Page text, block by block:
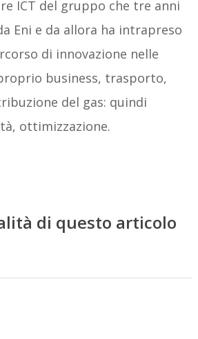
ICT del gruppo che tre anni
Eni e da allora ha intrapreso
di innovazione nelle
business, trasporto,
del gas: quindi
ottimizzazione.
di questo articolo